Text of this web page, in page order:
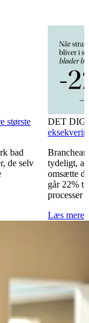
største
bad
de selv
DET
tydeligt,
omsætte
går 22%
processer
Læs mere